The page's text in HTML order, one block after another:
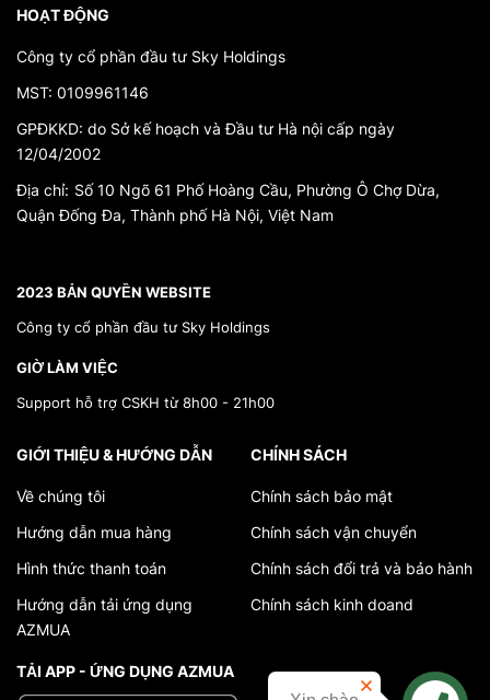
HOẠT ĐỘNG
Công ty cổ phần đầu tư Sky Holdings
MST: 0109961146
GPĐKKD: do Sở kế hoạch và Đầu tư Hà nội cấp ngày
12/04/2002
Địa chỉ: Số 10 Ngõ 61 Phố Hoàng Cầu, Phường Ô Chợ Dừa,
Quận Đống Đa, Thành phố Hà Nội, Việt Nam
2023 BẢN QUYỀN WEBSITE
Công ty cổ phần đầu tư Sky Holdings
GIỜ LÀM VIỆC
Support hỗ trợ CSKH từ 8h00 - 21h00
GIỚI THIỆU & HƯỚNG DẪN
Về chúng tôi
Hướng dẫn mua hàng
Hình thức thanh toán
Hướng dẫn tải ứng dụng
AZMUA
CHÍNH SÁCH
Chính sách bảo mật
Chính sách vận chuyển
Chính sách đổi trả và bảo hành
Chính sách kinh doand
TẢI APP - ỨNG DỤNG AZMUA